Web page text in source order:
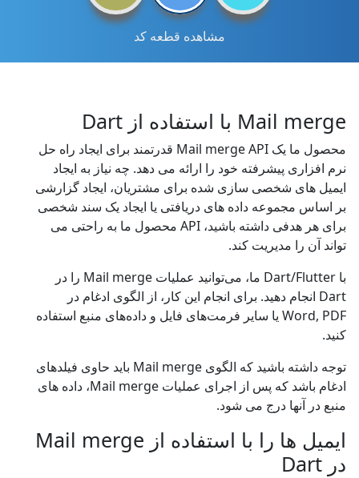
مشاهده قطعه کد
Mail merge با استفاده از Dart
محصول ما یک Mail merge API قدرتمند برای ایجاد راه حل
نرم افزاری پیشرفته خود را ارائه می دهد. چه نیاز به ایجاد
ایمیل های شخصی سازی شده برای مشتریان، ایجاد گزارشی
بر اساس مجموعه داده های دریافتی یا ایجاد یک سند شخصی
برای هر هدفی داشته باشید، API محصول ما به راحتی می
تواند آن را مدیریت کند.
با Dart/Flutter ما، می‌توانید عملیات Mail merge را در
Dart انجام دهید. برای انجام این کار، از الگوی ادغام در
Word, PDF یا سایر فرمت‌های فایل و داده‌های منبع استفاده
کنید.
توجه داشته باشید که الگوی Mail merge باید حاوی فیلدهای
ادغام باشد که پس از اجرای عملیات Mail merge، داده های
منبع در آنها درج می شود.
ایمیل ها را با استفاده از Mail merge
در Dart